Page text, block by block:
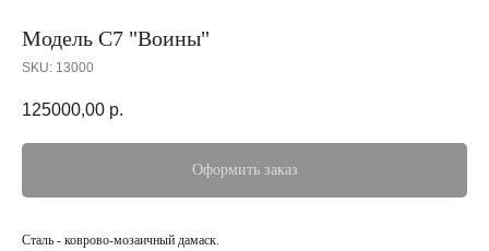
Модель С7 "Воины"
SKU: 13000
125000,00 р.
Оформить заказ
Сталь - коврово-мозаичный дамаск.